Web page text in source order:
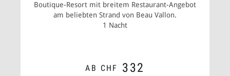
Boutique-Resort mit breitem Restaurant-Angebot
am beliebten Strand von Beau Vallon.
1 Nacht
AB CHF 332